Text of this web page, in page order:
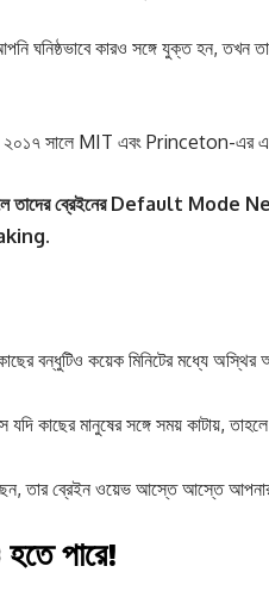
ঘনিষ্ঠভাবে কারও সঙ্গে যুক্ত হন, তখন
২০১৭ সালে MIT এবং Princeton-এর
তাদেরব্রেইনের Default Mode
বন্ধুটিও কয়েক মিনিটের মধ্যে
যদি কাছের মানুষের সঙ্গে সময় কাটায়,
তার ব্রেইন ওয়েভ আস্তে আস্তে
হতে পারে!